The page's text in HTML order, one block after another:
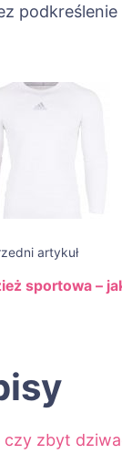
podkreślenie
artykuł
sportowa –
zbyt